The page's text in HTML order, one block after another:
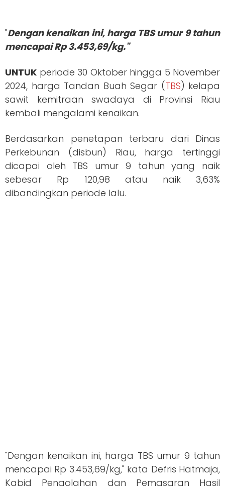
"Dengan kenaikan ini, harga TBS umur 9 tahun
mencapai Rp 3.453,69/kg."
UNTUK periode 30 Oktober hingga 5 November
2024, harga Tandan Buah Segar (TBS) kelapa
sawit kemitraan swadaya di Provinsi Riau
kembali mengalami kenaikan.
Berdasarkan penetapan terbaru dari Dinas
Perkebunan (disbun) Riau, harga tertinggi
dicapai oleh TBS umur 9 tahun yang naik
sebesar Rp 120,98 atau naik 3,63%
dibandingkan periode lalu.
"Dengan kenaikan ini, harga TBS umur 9 tahun
mencapai Rp 3.453,69/kg," kata Defris Hatmaja,
Kabid Pengolahan dan Pemasaran Hasil